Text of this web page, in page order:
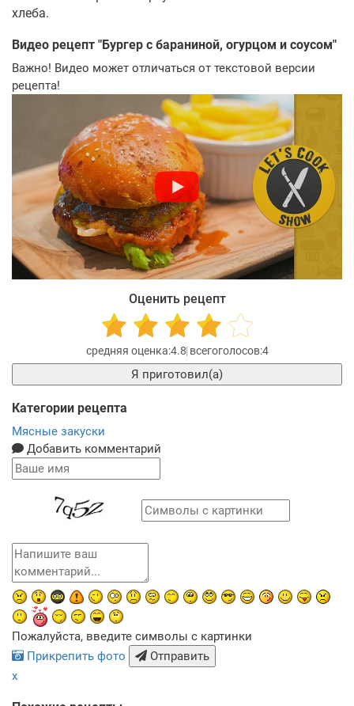
хлеба.
Видео рецепт "Бургер с бараниной, огурцом и соусом"
Важно! Видео может отличаться от текстовой версии
рецепта!
Оценить рецепт
4.8 4
Я приготовил(а)
Категории рецепта
Мясные закуски
Добавить комментарий
Пожалуйста, введите символы с картинки
Прикрепить фото
Отправить
x